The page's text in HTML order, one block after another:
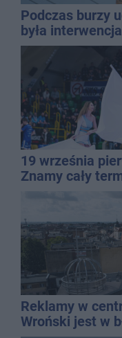
Podczas burzy
była
19 września
Znamy cały
Reklamy w
Wroński jest w